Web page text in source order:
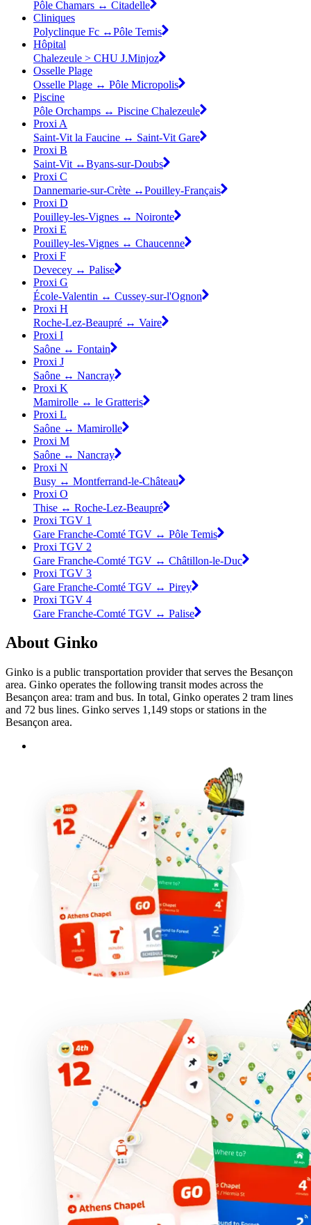
Pôle Chamars ↔ Citadelle
Cliniques
Polyclinque Fc ↔Pôle Temis
Hôpital
Chalezeule > CHU J.Minjoz
Osselle Plage
Osselle Plage ↔ Pôle Micropolis
Piscine
Pôle Orchamps ↔ Piscine Chalezeule
Proxi A
Saint-Vit la Faucine ↔ Saint-Vit Gare
Proxi B
Saint-Vit ↔Byans-sur-Doubs
Proxi C
Dannemarie-sur-Crète ↔Pouilley-Français
Proxi D
Pouilley-les-Vignes ↔ Noironte
Proxi E
Pouilley-les-Vignes ↔ Chaucenne
Proxi F
Devecey ↔ Palise
Proxi G
École-Valentin ↔ Cussey-sur-l'Ognon
Proxi H
Roche-Lez-Beaupré ↔ Vaire
Proxi I
Saône ↔ Fontain
Proxi J
Saône ↔ Nancray
Proxi K
Mamirolle ↔ le Gratteris
Proxi L
Saône ↔ Mamirolle
Proxi M
Saône ↔ Nancray
Proxi N
Busy ↔ Montferrand-le-Château
Proxi O
Thise ↔ Roche-Lez-Beaupré
Proxi TGV 1
Gare Franche-Comté TGV ↔ Pôle Temis
Proxi TGV 2
Gare Franche-Comté TGV ↔ Châtillon-le-Duc
Proxi TGV 3
Gare Franche-Comté TGV ↔ Pirey
Proxi TGV 4
Gare Franche-Comté TGV ↔ Palise
About Ginko
Ginko is a public transportation provider that serves the Besançon
area. Ginko operates the following transit modes across the
Besançon area: tram and bus. In total, Ginko operates 2 tram lines
and 72 bus lines. Ginko serves 1,149 stops or stations in the
Besançon area.